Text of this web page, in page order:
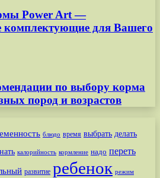
Power Art —
для Вашего
по выбору корма
пород и возрастов
блюдо время выбрать делать
калорийность кормление надо переть
развитие ребенок режим